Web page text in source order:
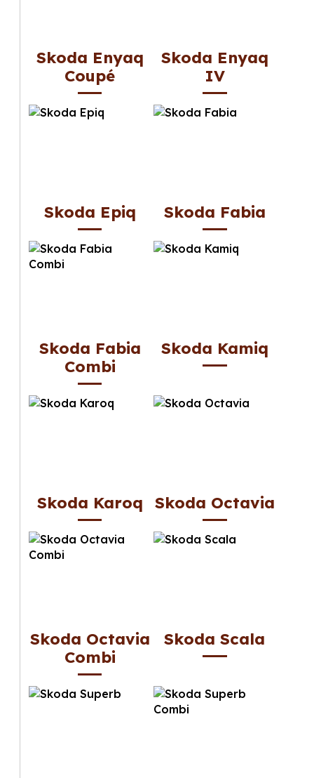
Skoda Enyaq
Coupé
Skoda Enyaq
IV
Skoda Epiq Skoda Fabia
Skoda Fabia
Combi
Skoda Kamiq
Skoda Karoq Skoda Octavia
Skoda Octavia
Combi
Skoda Scala